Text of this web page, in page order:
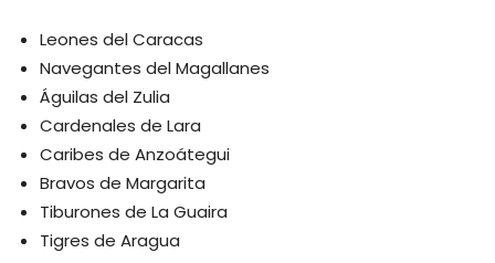
Leones del Caracas
Navegantes del Magallanes
Águilas del Zulia
Cardenales de Lara
Caribes de Anzoátegui
Bravos de Margarita
Tiburones de La Guaira
Tigres de Aragua